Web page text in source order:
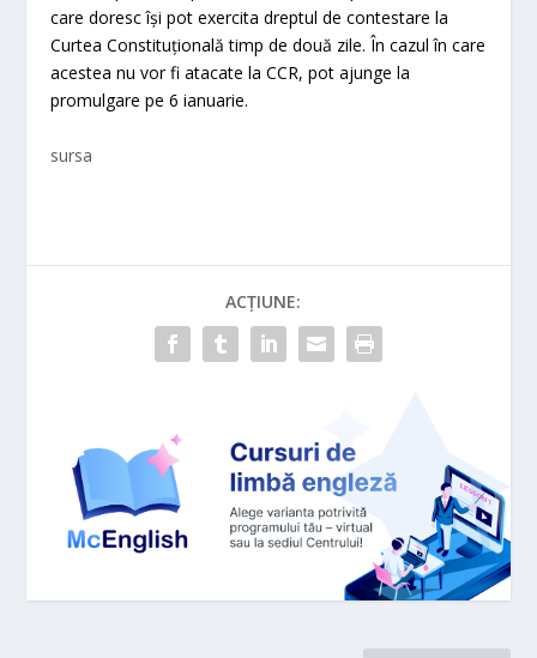
care doresc îşi pot exercita dreptul de contestare la
Curtea Constituţională timp de două zile. În cazul în care
acestea nu vor fi atacate la CCR, pot ajunge la
promulgare pe 6 ianuarie.
sursa
ACȚIUNE: